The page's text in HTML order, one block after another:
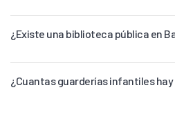
¿Existe una biblioteca pública en
¿Cuantas guarderías infantiles hay